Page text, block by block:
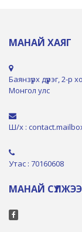
МАНАЙ ХАЯГ
Баянзүрх дүүрэг, 2-
Монгол улс
Ш/х :
Утас : 70160608
МАНАЙ